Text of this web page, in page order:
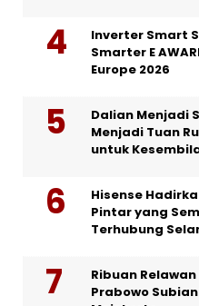
Inverter Smart
Smarter E
Europe 2026
Dalian Menjadi
Menjadi Tuan
untuk
Hisense
Pintar yang
Terhubung
Ribuan
Prabowo